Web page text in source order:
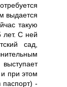
выдается
такую
лет. С ней
сад,
при этом
-